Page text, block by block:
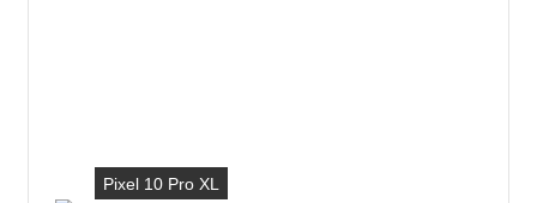
Pixel 10 Pro XL